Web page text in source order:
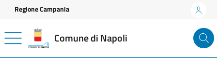
Vai ai contenuti
Vai al footer
Regione Campania
Comune di Napoli